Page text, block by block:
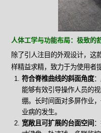
人体工学与功能布局：极致的
除了引人注目的外观设计，这
样精益求精，致力于为使用者
符合脊椎曲线的斜面角度
能够有效引导操作人员的
绷。长时间面对多屏作业
业病的发生。
宽敞且可扩展的台面空间